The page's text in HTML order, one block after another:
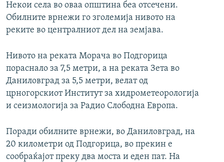
Некои села во оваа општина беа отсечени.
Обилните врнежи го зголемија нивото на
реките во централниот дел на земјава.
Нивото на реката Морача во Подгорица
пораснало за 7,5 метри, а на реката Зета во
Даниловград за 5,5 метри, велат од
црногорскиот Институт за хидрометеорологија
и сеизмологија за Радио Слободна Европа.
Поради обилните врнежи, во Даниловград, на
20 километри од Подгорица, во прекин е
сообраќајот преку два моста и еден пат. На